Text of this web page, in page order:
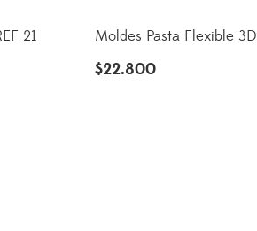
21 Moldes Pasta Flexible
$22.800